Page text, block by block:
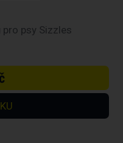
pro psy Sizzles